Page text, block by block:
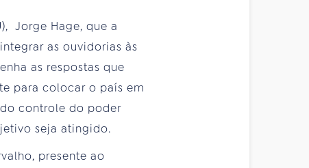
Jorge Hage, que a
as ouvidorias às
as respostas que
para colocar o país em
controle do poder
seja atingido.
presente ao